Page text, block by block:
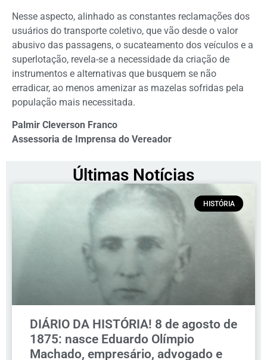
Nesse aspecto, alinhado as constantes reclamações dos
usuários do transporte coletivo, que vão desde o valor
abusivo das passagens, o sucateamento dos veículos e a
superlotação, revela-se a necessidade da criação de
instrumentos e alternativas que busquem se não
erradicar, ao menos amenizar as mazelas sofridas pela
população mais necessitada.
Palmir Cleverson Franco
Assessoria de Imprensa do Vereador
Últimas Notícias
HISTÓRIA
DIÁRIO DA HISTÓRIA! 8 de agosto de
1875: nasce Eduardo Olímpio
Machado, empresário, advogado e